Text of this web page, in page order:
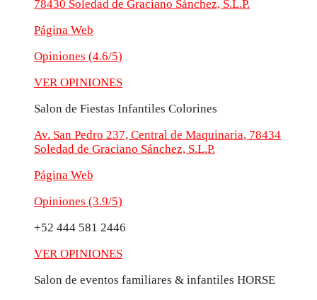
78430 Soledad de Graciano Sánchez, S.L.P.
Página Web
Opiniones (4.6/5)
VER OPINIONES
Salon de Fiestas Infantiles Colorines
Av. San Pedro 237, Central de Maquinaria, 78434
Soledad de Graciano Sánchez, S.L.P.
Página Web
Opiniones (3.9/5)
+52 444 581 2446
VER OPINIONES
Salon de eventos familiares & infantiles HORSE